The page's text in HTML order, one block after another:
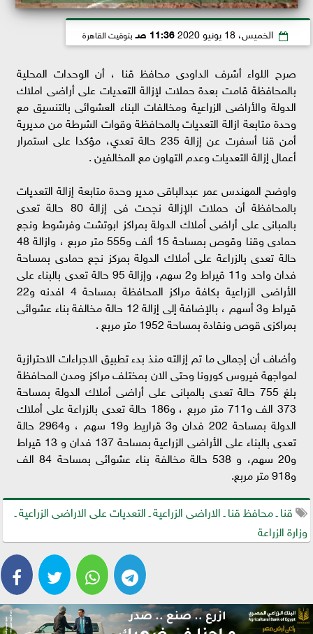
الخميس، 18 يونيو 2020 11:36 صـ بتوقيت القاهرة
صرح اللواء أشرف الداودى محافظ قنا ، أن الوحدات المحلية
بالمحافظة قامت بعدة حملات لإزالة التعديات على أراضى املاك
الدولة والأراضى الزراعية ومخالفات البناء العشوائى بالتنسيق مع
وحدة متابعة ازالة التعديات بالمحافظة وقوات الشرطة من مديرية
أمن قنا أسفرت عن إزالة 235 حالة تعدي، مؤكدا على استمرار
أعمال إزالة التعديات وعدم التهاون مع المخالفين .
واوضح المهندس عمر عبدالباقى مدير وحدة متابعة إزالة التعديات
بالمحافظة أن حملات الإزالة نجحت فى إزالة 80 حالة تعدى
بالمبانى على أراضى أملاك الدولة بمراكز ابوتشت وفرشوط ونجع
حمادى وقنا وقوص بمساحة 15 ألف و555 متر مربع ، وازالة 48
حالة تعدى بالزراعة على أملاك الدولة بمركز نجع حمادى بمساحة
فدان واحد و11 قيراط و2 سهم، وإزالة 95 حالة تعدى بالبناء على
الأراضى الزراعية بكافة مراكز المحافظة بمساحة 4 افدنه و22
قيراط و3 أسهم ، بالإضافة إلى إزالة 12 حالة مخالفة بناء عشوائى
بمراكزى قوص ونقادة بمساحة 1952 متر مربع .
وأضاف أن إجمالى ما تم إزالته منذ بدء تطبيق الاجراءات الاحترازية
لمواجهة فيروس كورونا وحتى الان بمختلف مراكز ومدن المحافظة
بلغ 755 حالة تعدى بالمبانى على أراضى أملاك الدولة بمساحة
373 الف و711 متر مربع ، و186 حالة تعدى بالزراعة على أملاك
الدولة بمساحة 202 فدان و3 قراريط و19 سهم ، و2964 حالة
تعدى بالبناء على الأراضى الزراعية بمساحة 137 فدان و 13 قيراط
و20 سهم، و 538 حالة مخالفة بناء عشوائى بمساحة 84 الف
و918 متر مربع.
قنا ـ محافظ قنا ـ الاراضى الزراعية ـ التعديات على الاراضى الزراعية ـ
وزارة الزراعة